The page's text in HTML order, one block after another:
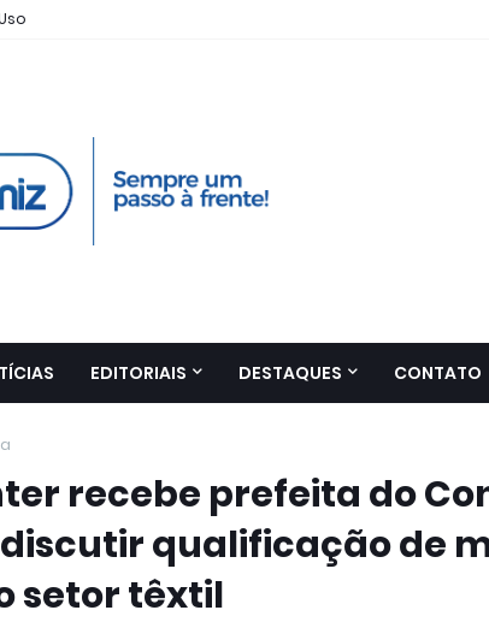
EDITORIAIS DESTAQUES CONTATO
recebe prefeita do
qualificação de
setor têxtil